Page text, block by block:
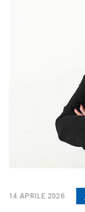
14 APRILE 2026